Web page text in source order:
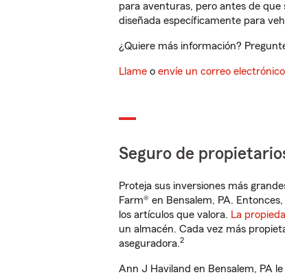
para aventuras, pero antes de que
diseñada específicamente para
¿Quiere más información?
Llame o envíe un correo
Seguro de
Proteja sus inversiones más
Farm® en Bensalem, PA.
los artículos que valora. La
un almacén. Cada vez más
aseguradora.2
Ann J Haviland en Bensalem, PA